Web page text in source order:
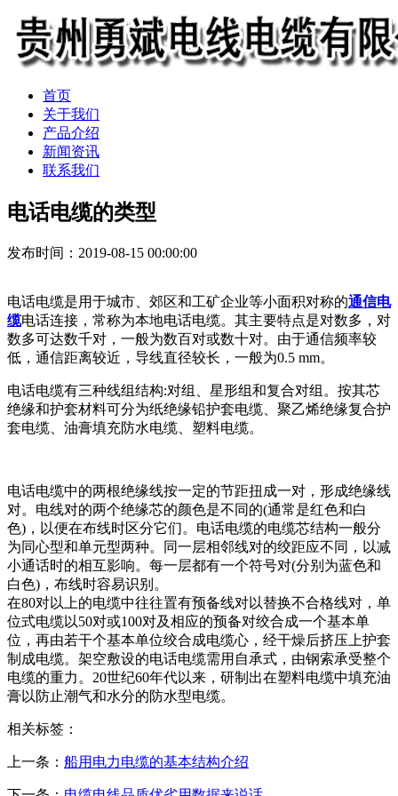
首页
关于我们
产品介绍
新闻资讯
联系我们
电话电缆的类型
发布时间：2019-08-15 00:00:00
电话电缆是用于城市、郊区和工矿企业等小面积对称的通信电
缆电话连接，常称为本地电话电缆。其主要特点是对数多，对
数多可达数千对，一般为数百对或数十对。由于通信频率较
低，通信距离较近，导线直径较长，一般为0.5 mm。
电话电缆有三种线组结构:对组、星形组和复合对组。按其芯
绝缘和护套材料可分为纸绝缘铅护套电缆、聚乙烯绝缘复合护
套电缆、油膏填充防水电缆、塑料电缆。
电话电缆中的两根绝缘线按一定的节距扭成一对，形成绝缘线
对。电线对的两个绝缘芯的颜色是不同的(通常是红色和白
色)，以便在布线时区分它们。电话电缆的电缆芯结构一般分
为同心型和单元型两种。同一层相邻线对的绞距应不同，以减
小通话时的相互影响。每一层都有一个符号对(分别为蓝色和
白色)，布线时容易识别。
在80对以上的电缆中往往置有预备线对以替换不合格线对，单
位式电缆以50对或100对及相应的预备对绞合成一个基本单
位，再由若干个基本单位绞合成电缆心，经干燥后挤压上护套
制成电缆。架空敷设的电话电缆需用自承式，由钢索承受整个
电缆的重力。20世纪60年代以来，研制出在塑料电缆中填充油
膏以防止潮气和水分的防水型电缆。
相关标签：
上一条： 船用电力电缆的基本结构介绍